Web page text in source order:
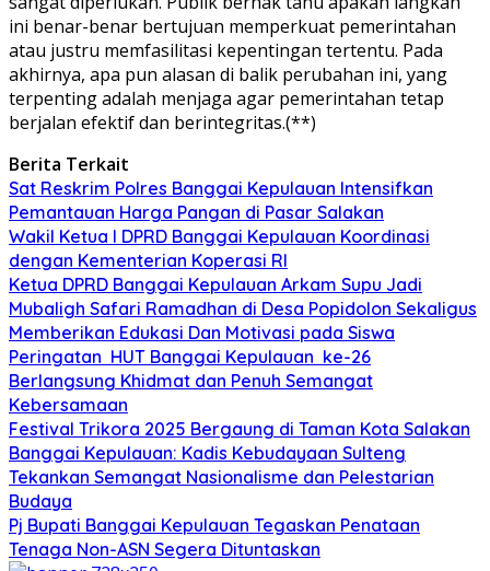
ini benar-benar bertujuan memperkuat pemerintahan
atau justru memfasilitasi kepentingan tertentu. Pada
akhirnya, apa pun alasan di balik perubahan ini, yang
terpenting adalah menjaga agar pemerintahan tetap
berjalan efektif dan berintegritas.(**)
Berita Terkait
Sat Reskrim Polres Banggai Kepulauan Intensifkan
Pemantauan Harga Pangan di Pasar Salakan
Wakil Ketua I DPRD Banggai Kepulauan Koordinasi
dengan Kementerian Koperasi RI
Ketua DPRD Banggai Kepulauan Arkam Supu Jadi
Mubaligh Safari Ramadhan di Desa Popidolon Sekaligus
Memberikan Edukasi Dan Motivasi pada Siswa
Peringatan HUT Banggai Kepulauan ke-26
Berlangsung Khidmat dan Penuh Semangat
Kebersamaan
Festival Trikora 2025 Bergaung di Taman Kota Salakan
Banggai Kepulauan: Kadis Kebudayaan Sulteng
Tekankan Semangat Nasionalisme dan Pelestarian
Budaya
Pj Bupati Banggai Kepulauan Tegaskan Penataan
Tenaga Non-ASN Segera Dituntaskan